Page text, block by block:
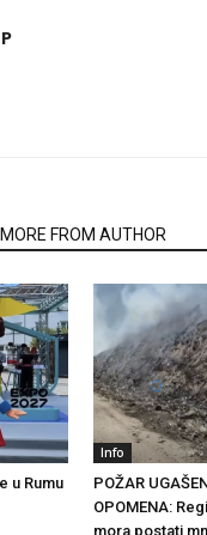
MORE FROM AUTHOR
u Rumu
Info
POŽAR
OPOMENA:
mora postati